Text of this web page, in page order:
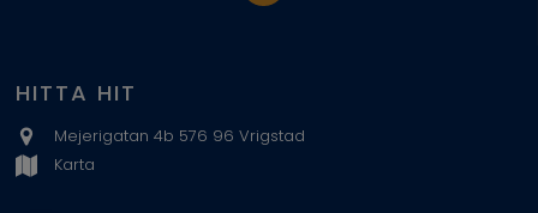
HITTA HIT
Mejerigatan 4b 576 96 Vrigstad
Karta